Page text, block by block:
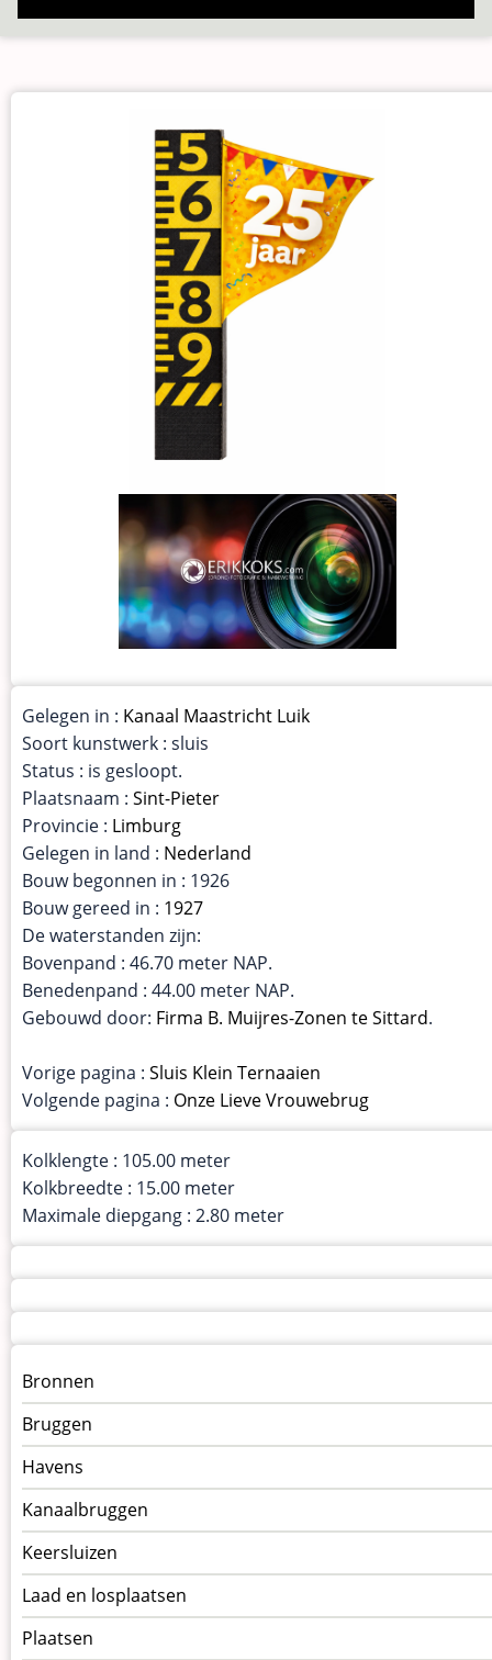
Gelegen in : Kanaal Maastricht Luik
Soort kunstwerk : sluis
Status : is gesloopt.
Plaatsnaam : Sint-Pieter
Provincie : Limburg
Gelegen in land : Nederland
Bouw begonnen in : 1926
Bouw gereed in : 1927
De waterstanden zijn:
Bovenpand : 46.70 meter NAP.
Benedenpand : 44.00 meter NAP.
Gebouwd door: Firma B. Muijres-Zonen te Sittard.
Vorige pagina : Sluis Klein Ternaaien
Volgende pagina : Onze Lieve Vrouwebrug
Kolklengte : 105.00 meter
Kolkbreedte : 15.00 meter
Maximale diepgang : 2.80 meter
Menu
kunstwerken
op
kunstwerkpagina
Bronnen
Bruggen
Havens
Kanaalbruggen
Keersluizen
Laad en losplaatsen
Plaatsen